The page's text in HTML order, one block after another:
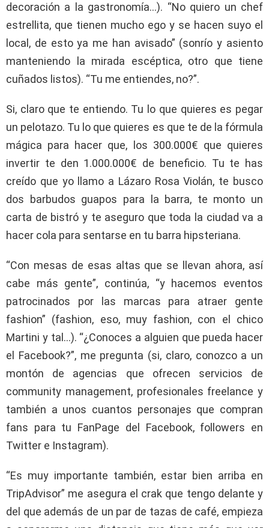
decoración a la gastronomía…). “No quiero un chef
estrellita, que tienen mucho ego y se hacen suyo el
local, de esto ya me han avisado” (sonrío y asiento
manteniendo la mirada escéptica, otro que tiene
cuñados listos). “Tu me entiendes, no?”.
Si, claro que te entiendo. Tu lo que quieres es pegar
un pelotazo. Tu lo que quieres es que te de la fórmula
mágica para hacer que, los 300.000€ que quieres
invertir te den 1.000.000€ de beneficio. Tu te has
creído que yo llamo a Lázaro Rosa Violán, te busco
dos barbudos guapos para la barra, te monto un
carta de bistró y te aseguro que toda la ciudad va a
hacer cola para sentarse en tu barra hipsteriana.
“Con mesas de esas altas que se llevan ahora, así
cabe más gente”, continúa, “y hacemos eventos
patrocinados por las marcas para atraer gente
fashion” (fashion, eso, muy fashion, con el chico
Martini y tal…). “¿Conoces a alguien que pueda hacer
el Facebook?”, me pregunta (si, claro, conozco a un
montón de agencias que ofrecen servicios de
community management, profesionales freelance y
también a unos cuantos personajes que compran
fans para tu FanPage del Facebook, followers en
Twitter e Instagram).
“Es muy importante también, estar bien arriba en
TripAdvisor” me asegura el crak que tengo delante y
del que además de un par de tazas de café, empieza